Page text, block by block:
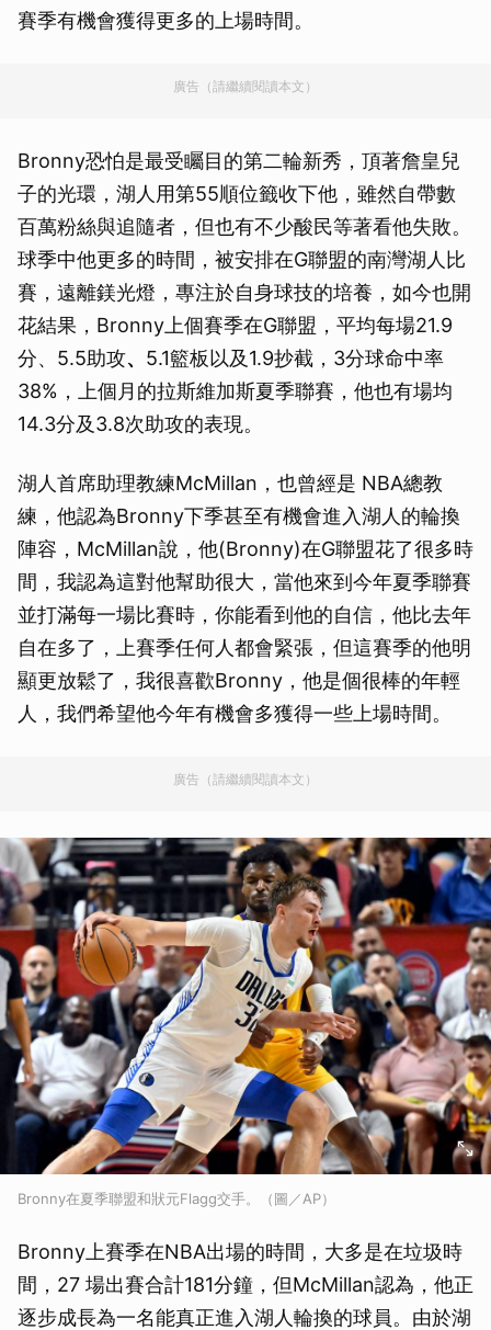
賽季有機會獲得更多的上場時間。
廣告（請繼續閱讀本文）
Bronny恐怕是最受矚目的第二輪新秀，頂著詹皇兒
子的光環，湖人用第55順位籤收下他，雖然自帶數
百萬粉絲與追隨者，但也有不少酸民等著看他失敗。
球季中他更多的時間，被安排在G聯盟的南灣湖人比
賽，遠離鎂光燈，專注於自身球技的培養，如今也開
花結果，Bronny上個賽季在G聯盟，平均每場21.9
分、5.5助攻、 5.1籃板以及1.9抄截，3分球命中率
38%，上個月的拉斯維加斯夏季聯賽，他也有場均
14.3分及3.8次助攻的表現。
湖人首席助理教練McMillan，也曾經是 NBA總教
練，他認為Bronny下季甚至有機會進入湖人的輪換
陣容，McMillan說，他(Bronny)在G聯盟花了很多時
間，我認為這對他幫助很大，當他來到今年夏季聯賽
並打滿每一場比賽時，你能看到他的自信，他比去年
自在多了，上賽季任何人都會緊張，但這賽季的他明
顯更放鬆了，我很喜歡Bronny，他是個很棒的年輕
人，我們希望他今年有機會多獲得一些上場時間。
廣告（請繼續閱讀本文）
Bronny在夏季聯盟和狀元Flagg交手。（圖／AP）
Bronny上賽季在NBA出場的時間，大多是在垃圾時
間，27 場出賽合計181分鐘，但McMillan認為，他正
逐步成長為一名能真正進入湖人輪換的球員。由於湖